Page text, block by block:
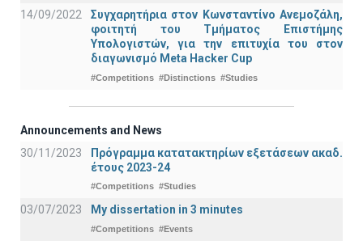
14/09/2022
Συγχαρητήρια στον Κωνσταντίνο Ανεμοζάλη,
φοιτητή του Τμήματος Επιστήμης
Υπολογιστών, για την επιτυχία του στον
διαγωνισμό Meta Hacker Cup
#Competitions #Distinctions #Studies
Announcements and News
30/11/2023
Πρόγραμμα κατατακτηρίων εξετάσεων ακαδ.
έτους 2023-24
#Competitions #Studies
03/07/2023 My dissertation in 3 minutes
#Competitions #Events